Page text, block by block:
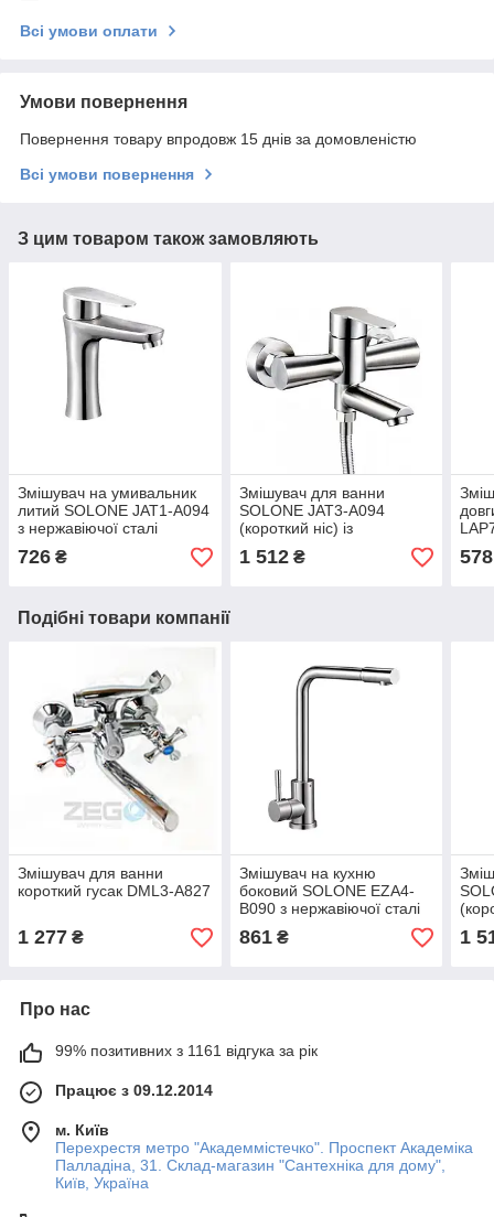
Всі умови оплати
Умови повернення
Повернення товару впродовж 15 днів за домовленістю
Всі умови повернення
З цим товаром також замовляють
Змішувач на умивальник
литий SOLONE JAT1-A094
з нержавіючої сталі
726 ₴
Змішувач для ванни
SOLONE JAT3-A094
(короткий ніс) із
нержавіючої сталі
1 512₴ 578
Подібні товари компанії
Змішувач для ванни
короткий гусак DML3-A827
1 277 ₴
Змішувач на кухню
боковий SOLONE EZA4-
B090 з нержавіючої сталі
861₴ 1
Про нас
99% позитивних з 1161 відгука за рік
Працює з 09.12.2014
м. Київ
Перехрестя метро "Академмістечко". Проспект Академіка
Палладіна, 31. Склад-магазин "Сантехніка для дому",
Київ, Україна